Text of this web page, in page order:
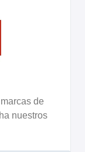
de
nuestros